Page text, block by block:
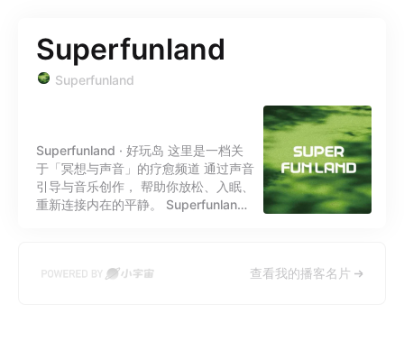
Superfunland
Superfunland
Superfunland · 好玩岛 这里是一档关
于「冥想与声音」的疗愈频道 通过声音
引导与音乐创作， 帮助你放松、入眠、
重新连接内在的平静。 Superfunland
查看我的播客名片